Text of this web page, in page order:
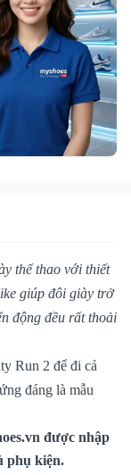
thể thao với thiết
giúp đôi giày trở
động đều rất thoải
Run 2 để đi cả
đáng là mẫu
được nhập
phụ kiện.